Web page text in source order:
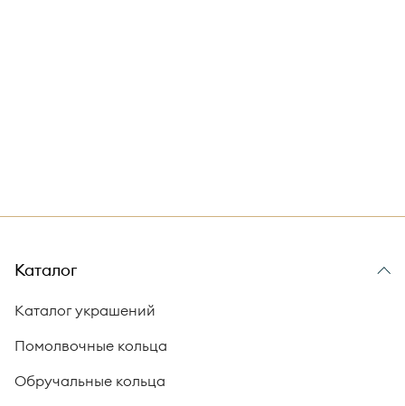
Каталог
Каталог украшений
Помолвочные кольца
Обручальные кольца